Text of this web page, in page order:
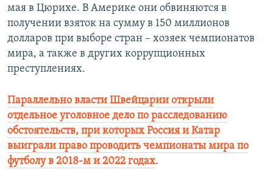
мая в Цюрихе. В Америке они обвиняются в
получении взяток на сумму в 150 миллионов
долларов при выборе стран – хозяек чемпионатов
мира, а также в других коррупционных
преступлениях.
Параллельно власти Швейцарии открыли
отдельное уголовное дело по расследованию
обстоятельств, при которых Россия и Катар
выиграли право проводить чемпионаты мира по
футболу в 2018-м и 2022 годах.